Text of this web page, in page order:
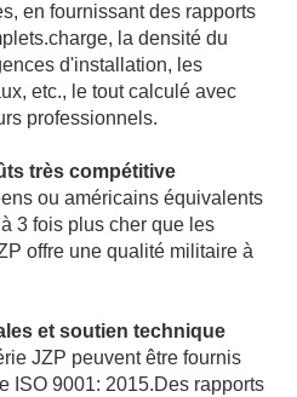
en fournissant des rapports
la densité du
d'installation, les
etc., le tout calculé avec
professionnels.
très compétitive
ou américains équivalents
3 fois plus cher que les
offre une qualité militaire à
et soutien technique
JZP peuvent être fournis
ISO 9001: 2015.Des rapports